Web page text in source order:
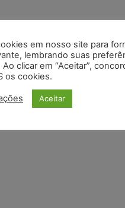
em nosso site para
lembrando suas
clicar em “Aceitar”,
os cookies.
Aceitar